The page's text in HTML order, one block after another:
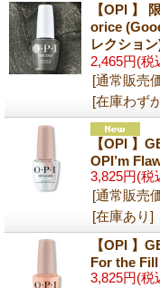
【OPI 】
orice
レクショ
2,465円(税
[通常販売
[在庫わず
【OPI 】
OPI’m
3,825円(税
[通常販売
[在庫あり]
【OPI 】
For the
3,825円(税